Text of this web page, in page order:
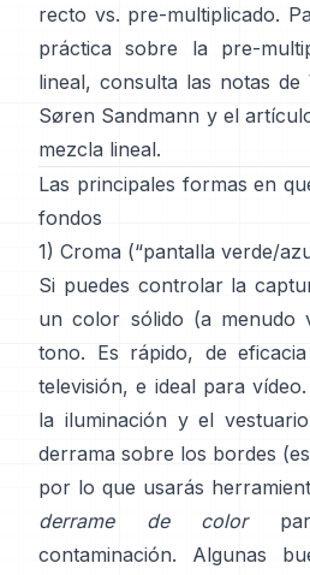
recto vs. pre-multiplicado.
práctica sobre la pre-
lineal, consulta las notas de
Søren Sandmann y el
mezcla lineal.
Las principales formas en
fondos
1) Croma (“pantalla verde/
Si puedes controlar la
un color sólido (a menudo
tono. Es rápido, de
televisión, e ideal para
la iluminación y el
derrama sobre los bordes
por lo que usarás
derrame de color
contaminación. Algunas